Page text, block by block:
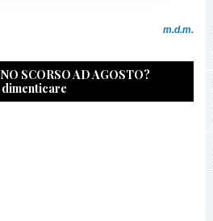
m.d.m.
SCORSO AD AGOSTO?